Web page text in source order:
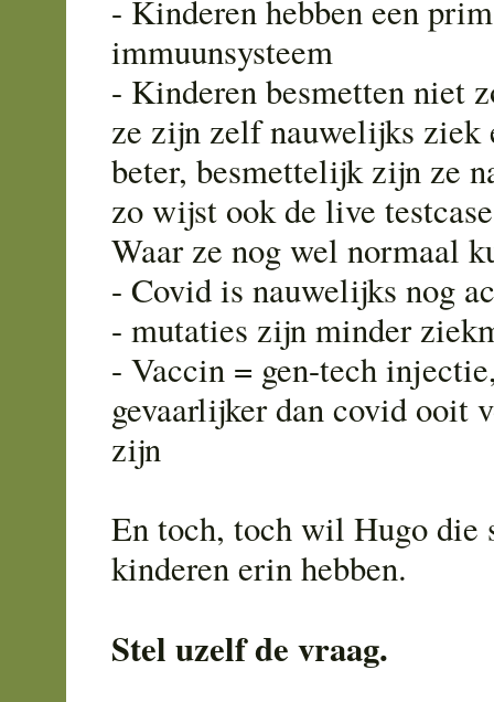
- Kinderen hebben een
immuunsysteem
- Kinderen besmetten niet
ze zijn zelf nauwelijks ziek
beter, besmettelijk zijn ze
zo wijst ook de live
Waar ze nog wel normaal
- Covid is nauwelijks nog
- mutaties zijn minder
- Vaccin = gen-tech
gevaarlijker dan covid ooit
zijn
En toch, toch wil Hugo die
kinderen erin hebben.
Stel uzelf de vraag.